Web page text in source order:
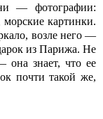
— фотографии:
картинки.
возле него —
из Парижа. Не
она знает, что ее
почти такой же,